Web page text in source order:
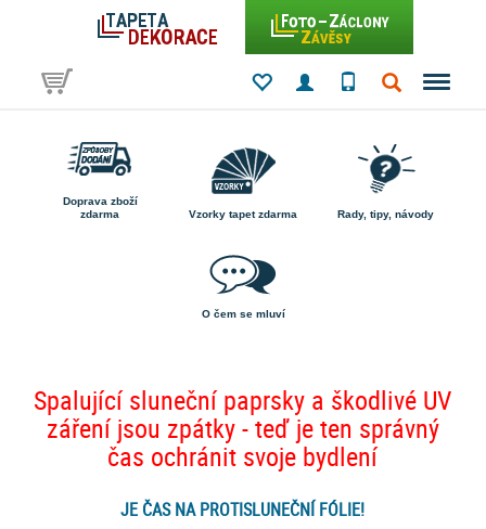
Doprava zboží
zdarma
Vzorky tapet zdarma Rady, tipy, návody
O čem se mluví
Spalující sluneční paprsky a škodlivé UV
záření jsou zpátky - teď je ten správný
čas ochránit svoje bydlení
JE ČAS NA PROTISLUNEČNÍ FÓLIE!